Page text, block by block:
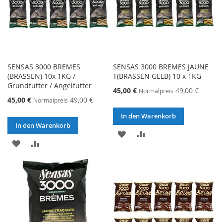
SENSAS 3000 BREMES
(BRASSEN) 10x 1KG /
Grundfutter / Angelfutter
Sonderangebot
45,00 € Normalpreis 49,00 €
In den Warenkorb
ZUR
WUNSCHLISTE
HINZUFÜGEN
VERGLEICHSLISTE
HINZUFÜGEN
SENSAS 3000 BREMES JAUNE
T(BRASSEN GELB) 10 x 1KG
Sonderangebot
45,00 € Normalpreis 49,00 €
In den Warenkorb
ZUR